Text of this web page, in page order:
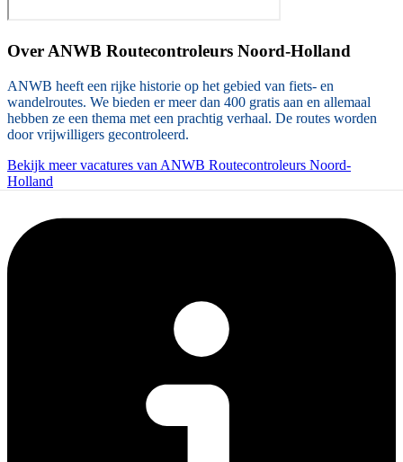
Over ANWB Routecontroleurs Noord-Holland
ANWB heeft een rijke historie op het gebied van fiets- en
wandelroutes. We bieden er meer dan 400 gratis aan en allemaal
hebben ze een thema met een prachtig verhaal. De routes worden
door vrijwilligers gecontroleerd.
Bekijk meer vacatures van ANWB Routecontroleurs Noord-
Holland